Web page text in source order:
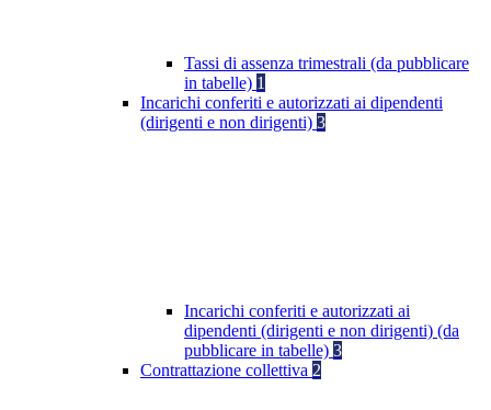
Tassi di assenza trimestrali (da pubblicare
in tabelle) 1
Incarichi conferiti e autorizzati ai dipendenti
(dirigenti e non dirigenti) 3
Incarichi conferiti e autorizzati ai
dipendenti (dirigenti e non dirigenti) (da
pubblicare in tabelle) 3
Contrattazione collettiva 2